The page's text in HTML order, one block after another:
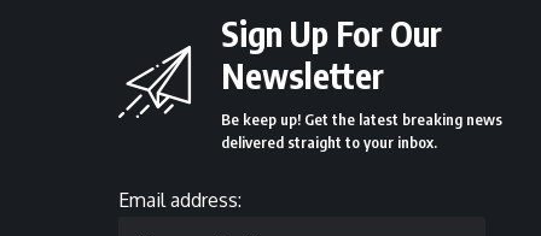
Sign Up For Our
Newsletter
Be keep up! Get the latest breaking news
delivered straight to your inbox.
Email address: